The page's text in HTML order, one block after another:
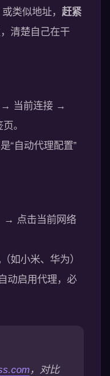
或类似地址， 赶紧
清楚自己在干
→ 当前连接 →
。
“自动代理配置”
→ 点击当前网络
如小米、华为）
动启用代理，必
，对比